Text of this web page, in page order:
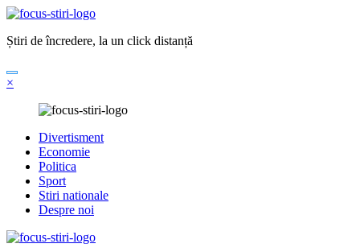
Sari
conținut
Știri de încredere, la un click distanță
×
Divertisment
Economie
Politica
Sport
Stiri nationale
Despre noi